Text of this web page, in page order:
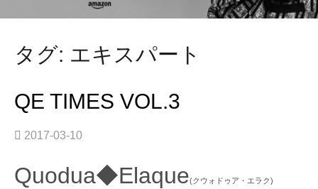
タグ: エキスパート
QE TIMES VOL.3
2017-03-10
Quodua◆Elaque(クウォドゥア・エラク)